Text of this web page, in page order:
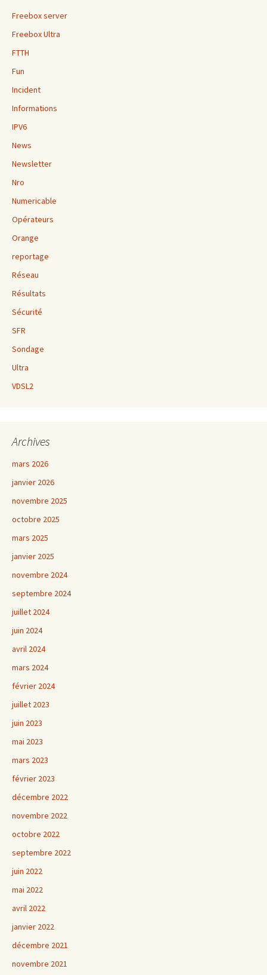
Freebox server
Freebox Ultra
FTTH
Fun
Incident
Informations
IPV6
News
Newsletter
Nro
Numericable
Opérateurs
Orange
reportage
Réseau
Résultats
Sécurité
SFR
Sondage
Ultra
VDSL2
Archives
mars 2026
janvier 2026
novembre 2025
octobre 2025
mars 2025
janvier 2025
novembre 2024
septembre 2024
juillet 2024
juin 2024
avril 2024
mars 2024
février 2024
juillet 2023
juin 2023
mai 2023
mars 2023
février 2023
décembre 2022
novembre 2022
octobre 2022
septembre 2022
juin 2022
mai 2022
avril 2022
janvier 2022
décembre 2021
novembre 2021